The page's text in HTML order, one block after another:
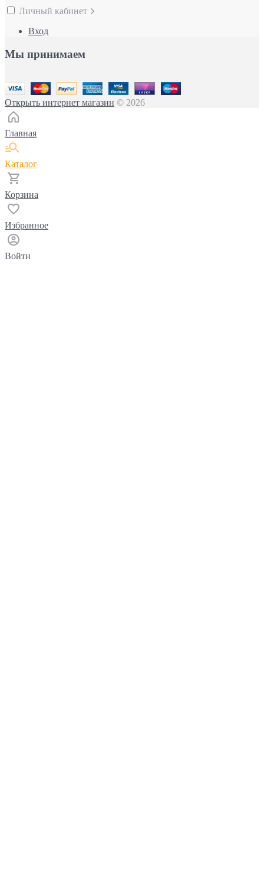
Личный кабинет
Вход
Мы принимаем
Открыть интернет магазин © 2026
Главная
Каталог
Корзина
Избранное
Войти